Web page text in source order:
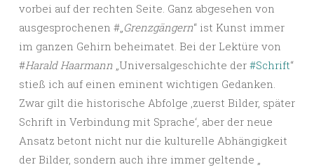
vorbei auf der rechten Seite. Ganz abgesehen von
ausgesprochenen #„ Grenzgängern“ ist Kunst immer
im ganzen Gehirn beheimatet. Bei der Lektüre von
#Harald Haarmann „Universalgeschichte der #Schrift“
stieß ich auf einen eminent wichtigen Gedanken.
Zwar gilt die historische Abfolge ‚zuerst Bilder, später
Schrift in Verbindung mit Sprache‘, aber der neue
Ansatz betont nicht nur die kulturelle Abhängigkeit
der Bilder, sondern auch ihre immer geltende „